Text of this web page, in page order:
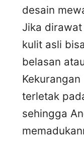
desain
Jika
kulit asli
belasan
terletak
sehingga